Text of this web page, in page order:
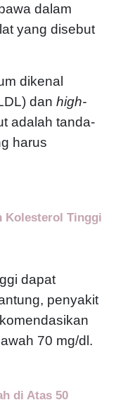
dalam
yang disebut
dikenal
dan high-
adalah tanda-
harus
Kolesterol Tinggi
dapat
penyakit
70 mg/dl.
di Atas 50